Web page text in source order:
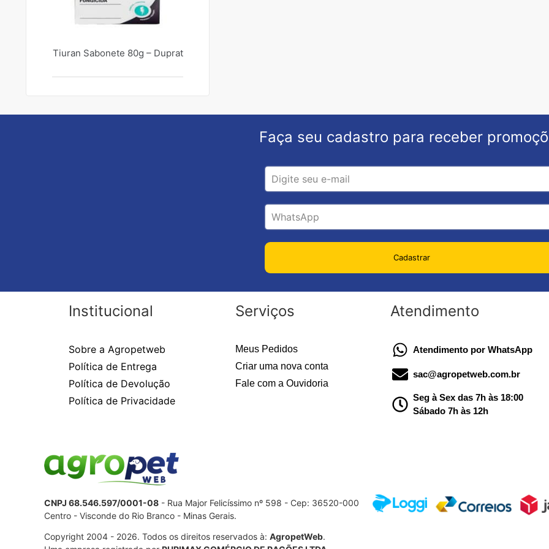
Tiuran Sabonete 80g – Duprat
Faça seu cadastro para receber
Cadastrar
Institucional
Sobre a Agropetweb
Política de Entrega
Política de Devolução
Política de Privacidade
Serviços
Meus Pedidos
Criar uma nova conta
Fale com a Ouvidoria
Atendimento
Atendimento por WhatsApp
sac@agropetweb.com.br
Seg à Sex das 7h às 18:00
Sábado 7h às 12h
CNPJ 68.546.597/0001-08 - Rua Major Felicíssimo nº 598 - Cep: 36520-000
Centro - Visconde do Rio Branco - Minas Gerais.
Copyright 2004 - 2026. Todos os direitos reservados à: AgropetWeb.